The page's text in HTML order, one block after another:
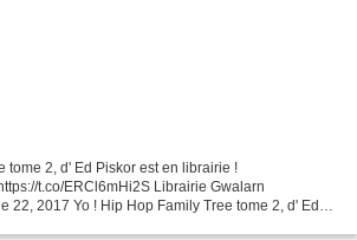
tome 2, d' Ed Piskor est en librairie !
t.co/ERCl6mHi2S Librairie Gwalarn
22, 2017 Yo ! Hip Hop Family Tree tome 2, d' Ed